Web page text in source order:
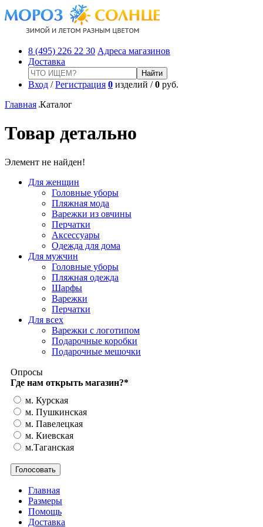
8 (495) 226 22 30 Адреса магазинов
Доставка
Вход /Регистрация 0 изделий /0 руб.
Главная Каталог
Товар детально
Элемент не найден!
Для женщин
Головные уборы
Пляжная мода
Варежки из овчины
Перчатки
Аксессуары
Одежда для дома
Для мужчин
Головные уборы
Пляжная одежда
Шарфы
Варежки
Перчатки
Для всех
Варежки с логотипом
Подарочные коробки
Подарочные мешочки
Опросы
Где нам открыть магазин?*
м. Курская
м. Пушкинская
м. Павелецкая
м. Киевская
м.Таганская
Главная
Размеры
Помощь
Доставка